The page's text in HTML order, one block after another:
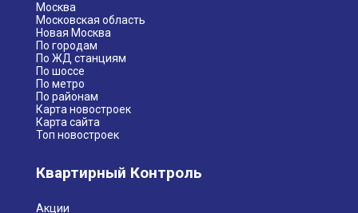
Москва
Московская область
Новая Москва
По городам
По ЖД станциям
По шоссе
По метро
По районам
Карта новостроек
Карта сайта
Топ новостроек
Квартирный Контроль
Акции